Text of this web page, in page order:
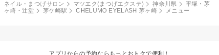
ネイル・まつげサロン マツエク(まつげエクステ) 神奈川県
平塚・茅
ヶ崎・辻堂
茅ケ崎駅 CHELUMO EYELASH 茅ヶ崎 メニュー